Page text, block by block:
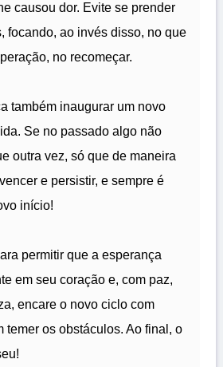
causou dor. Evite se prender
focando, ao invés disso, no que
no recomeçar.
também inaugurar um novo
Se no passado algo não
outra vez, só que de maneira
e persistir, e sempre é
início!
permitir que a esperança
em seu coração e, com paz,
encare o novo ciclo com
temer os obstáculos. Ao final, o